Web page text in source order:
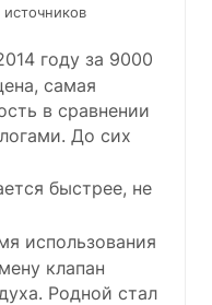
году за 9000
самая
в сравнении
До сих
быстрее, не
использования
клапан
Родной стал